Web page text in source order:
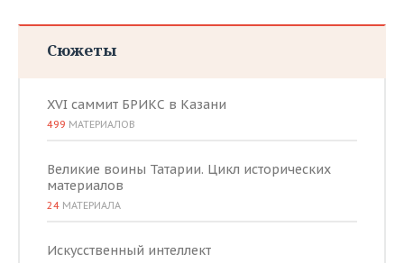
Сюжеты
XVI саммит БРИКС в Казани
499 МАТЕРИАЛОВ
Великие воины Татарии. Цикл исторических
материалов
24 МАТЕРИАЛА
Искусственный интеллект